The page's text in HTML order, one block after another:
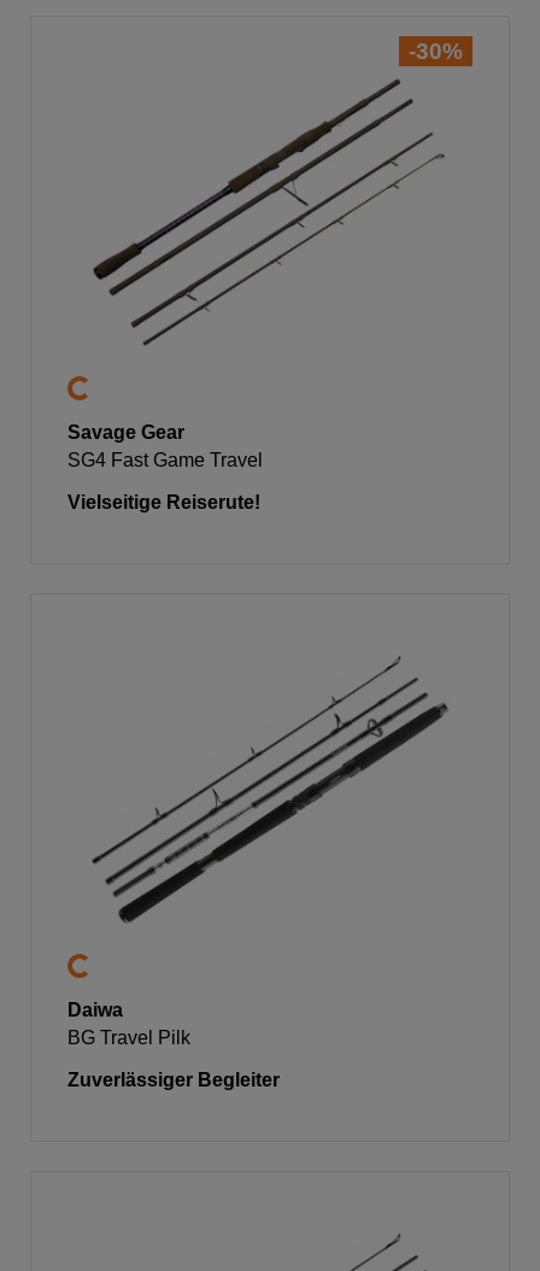
-30%
Savage Gear
SG4 Fast Game Travel
Vielseitige Reiserute!
Daiwa
BG Travel Pilk
Zuverlässiger Begleiter